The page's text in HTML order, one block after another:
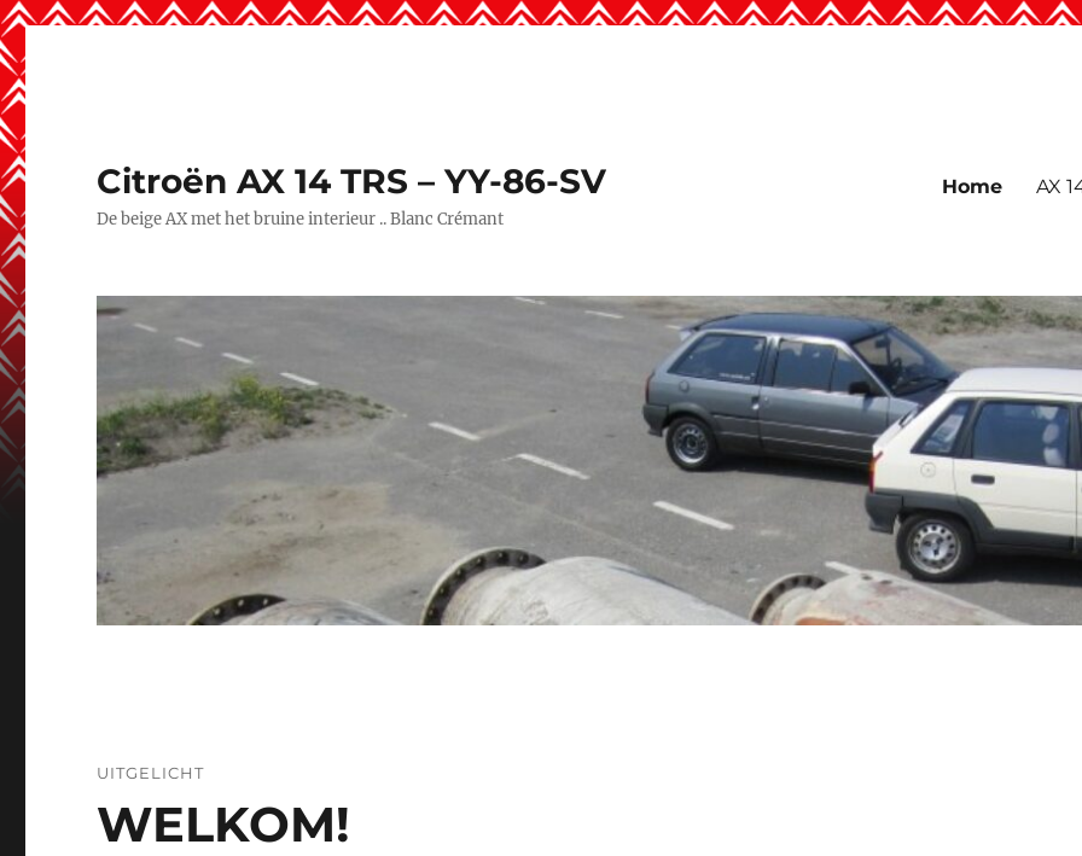
Citroën AX 14 TRS – YY-86-SV
De beige AX met het bruine interieur .. Blanc Crémant
Home AX
UITGELICHT
WELKOM!